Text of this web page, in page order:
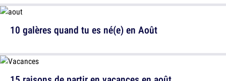
10 galères quand tu es né(e) en Août